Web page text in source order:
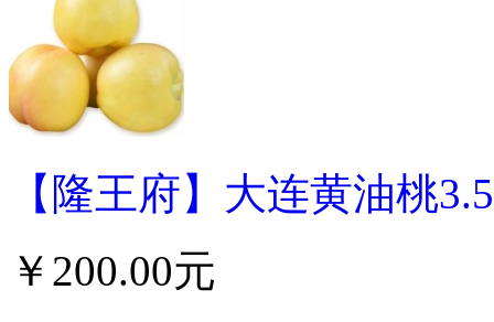
【隆王府】大连黄油桃
￥200.00元